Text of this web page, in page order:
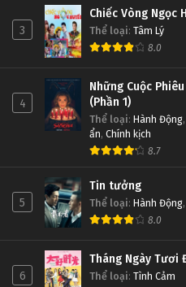
3
Chiếc Vòng Ngọc
Thể loại: Tâm Lý
8.0
4
Những Cuộc
(Phần 1)
Thể loại: Hành Động,
ẩn, Chính kịch
8.7
5
Tin tưởng
Thể loại: Hành Động,
8.0
6
Tháng Ngày Tươi
Thể loại: Tình Cảm